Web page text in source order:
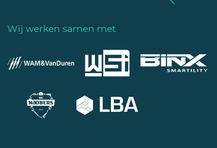
Wij werken samen met